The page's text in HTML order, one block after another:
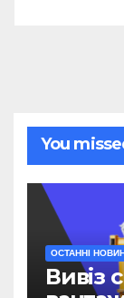
You
ОСТАННІ
Вивіз